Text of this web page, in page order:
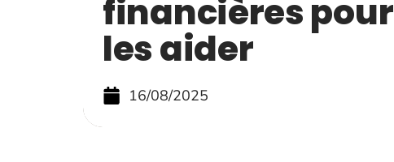
financières
les aider
16/08/2025